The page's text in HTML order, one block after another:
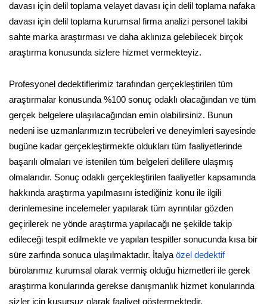
davası için delil toplama velayet davası için delil toplama nafaka
davası için delil toplama kurumsal firma analizi personel takibi
sahte marka araştırması ve daha aklınıza gelebilecek birçok
araştırma konusunda sizlere hizmet vermekteyiz.
Profesyonel dedektiflerimiz tarafından gerçekleştirilen tüm
araştırmalar konusunda %100 sonuç odaklı olacağından ve tüm
gerçek belgelere ulaşılacağından emin olabilirsiniz. Bunun
nedeni ise uzmanlarımızın tecrübeleri ve deneyimleri sayesinde
bugüne kadar gerçekleştirmekte oldukları tüm faaliyetlerinde
başarılı olmaları ve istenilen tüm belgeleri delillere ulaşmış
olmalarıdır. Sonuç odaklı gerçekleştirilen faaliyetler kapsamında
hakkında araştırma yapılmasını istediğiniz konu ile ilgili
derinlemesine incelemeler yapılarak tüm ayrıntılar gözden
geçirilerek ne yönde araştırma yapılacağı ne şekilde takip
edileceği tespit edilmekte ve yapılan tespitler sonucunda kısa bir
süre zarfında sonuca ulaşılmaktadır. İtalya özel dedektif
bürolarımız kurumsal olarak vermiş olduğu hizmetleri ile gerek
araştırma konularında gerekse danışmanlık hizmet konularında
sizler için kusursuz olarak faaliyet göstermektedir.